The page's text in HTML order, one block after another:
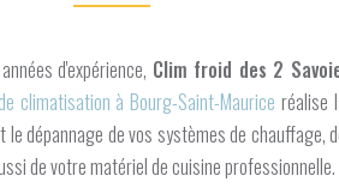
d'expérience, Clim froid des 2
climatisation à Bourg-Saint-Maurice réalise
le dépannage de vos systèmes de chauffage,
de votre matériel de cuisine professionnelle.